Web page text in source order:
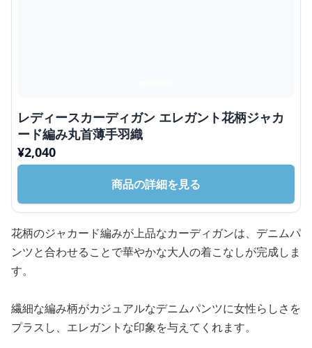
レディースカーディガン エレガント花柄ジャカ
ード編み丸首薄手羽織
¥2,040
商品の詳細を見る
花柄のジャカード編みが上品なカーディガンは、デニムパ
ンツと合わせることで華やかな大人の着こなしが完成しま
す。
繊細な編み柄がカジュアルなデニムパンツに女性らしさを
プラスし、エレガントな印象を与えてくれます。